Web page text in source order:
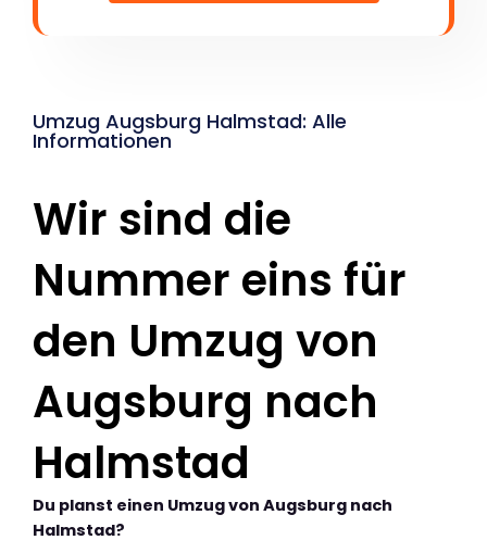
Umzug Augsburg Halmstad: Alle
Informationen
Wir sind die
Nummer eins für
den Umzug von
Augsburg nach
Halmstad
Du planst einen Umzug von Augsburg nach
Halmstad?